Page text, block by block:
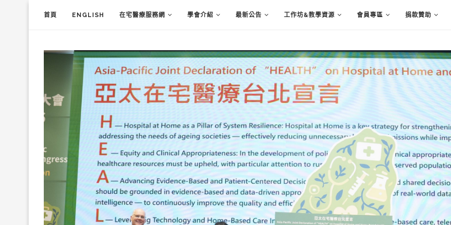
首頁 ENGLISH 在宅醫療服務網 學會介紹 最新公告 工作坊&教學資源 會員專區 捐款贊助